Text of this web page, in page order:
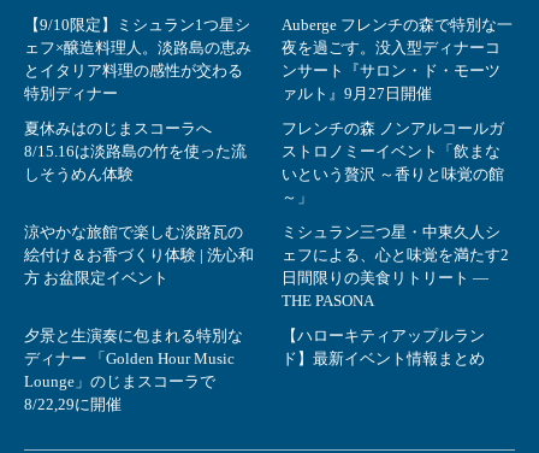
【9/10限定】ミシュラン1つ星シ
ェフ×醸造料理人。淡路島の恵み
とイタリア料理の感性が交わる
特別ディナー
Auberge フレンチの森で特別な一
夜を過ごす。没入型ディナーコ
ンサート『サロン・ド・モーツ
ァルト』9月27日開催
夏休みはのじまスコーラへ
8/15.16は淡路島の竹を使った流
しそうめん体験
フレンチの森 ノンアルコールガ
ストロノミーイベント「飲まな
いという贅沢 ～香りと味覚の館
～」
涼やかな旅館で楽しむ淡路瓦の
絵付け＆お香づくり体験 | 洗心和
方 お盆限定イベント
ミシュラン三つ星・中東久人シ
ェフによる、心と味覚を満たす2
日間限りの美食リトリート ―
THE PASONA
夕景と生演奏に包まれる特別な
ディナー 「Golden Hour Music
Lounge」のじまスコーラで
8/22,29に開催
【ハローキティアップルラン
ド】最新イベント情報まとめ